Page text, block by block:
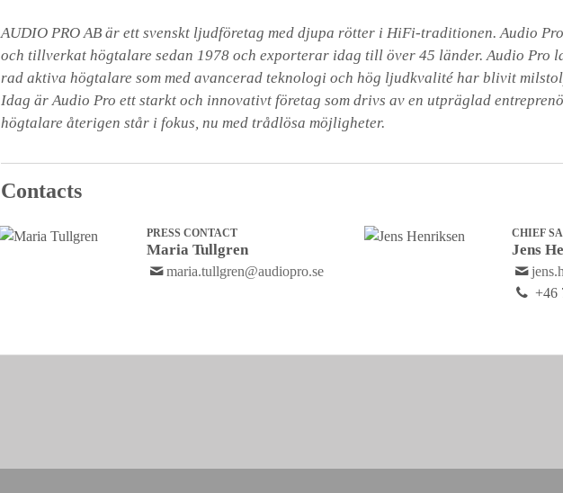
AUDIO PRO AB är ett svenskt ljudföretag med djupa rötter i HiFi-traditionen. Audio
och tillverkat högtalare sedan 1978 och exporterar idag till över 45 länder. Audio Pro
rad aktiva högtalare som med avancerad teknologi och hög ljudkvalité har blivit
Idag är Audio Pro ett starkt och innovativt företag som drivs av en utpräglad
högtalare återigen står i fokus, nu med trådlösa möjligheter.
Contacts
PRESS CONTACT
Maria Tullgren
maria.tullgren@audiopro.se
CHIEF
Jens
+46